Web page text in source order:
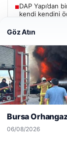
■DAP Yapı’dan
kendi kendini
Özelliği
■Dış Mekan
Tasarımları
Güncel
Web sitemizi nasıl
deneyiminizi
Göz Atın
Bursa
06/08/2026